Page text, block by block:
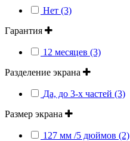
Нет (3)
Гарантия
12 месяцев (3)
Разделение экрана
Да, до 3-х частей (3)
Размер экрана
127 мм /5 дюймов (2)